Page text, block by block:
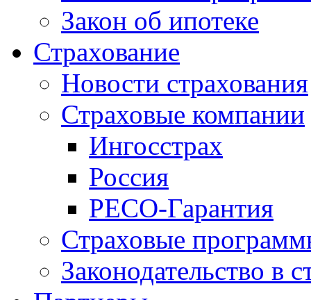
Закон об ипотеке
Страхование
Новости страхования
Страховые компании
Ингосстрах
Россия
РЕСО-Гарантия
Страховые
Законодательство в